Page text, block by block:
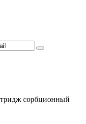
сорбционный